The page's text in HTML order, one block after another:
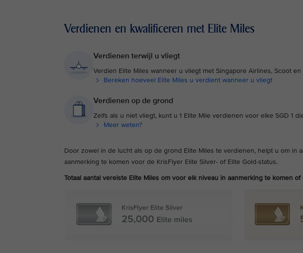
Verdienen en kwalificeren met Elite Miles
Verdienen terwijl u vliegt
Verdien Elite Miles wanneer u vliegt met Singapore Airlines, Scoot
Bereken hoeveel Elite Miles u verdient wanneer u vliegt
Verdienen op de grond
Zelfs als u niet vliegt, kunt u 1 Elite Mile verdienen voor elke SGD 1
Meer weten?
Door zowel in de lucht als op de grond Elite Miles te verdienen, helpt u om in
aanmerking te komen voor de KrisFlyer Elite Silver- of Elite Gold-status.
Totaal aantal vereiste Elite Miles om voor elk niveau in aanmerking te komen